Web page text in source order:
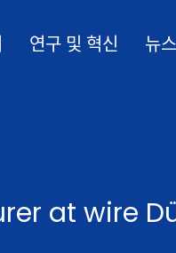
연구 및 혁신 뉴
at wire